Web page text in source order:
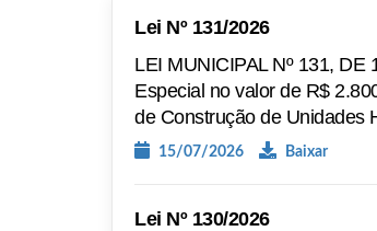
Lei Nº 131/2026
LEI MUNICIPAL Nº 131, DE
Especial no valor de R$
de Construção de Unidades
15/07/2026 Baixar
Lei Nº 130/2026